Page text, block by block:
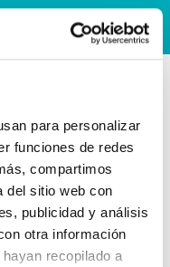
para personalizar
funciones de redes
compartimos
del sitio web con
publicidad y análisis
otra información
recopilado a